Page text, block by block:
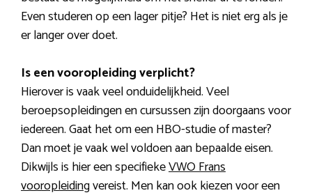
Even studeren op een lager pitje? Het is niet erg als je
er langer over doet.
Is een vooropleiding verplicht?
Hierover is vaak veel onduidelijkheid. Veel
beroepsopleidingen en cursussen zijn doorgaans voor
iedereen. Gaat het om een HBO-studie of master?
Dan moet je vaak wel voldoen aan bepaalde eisen.
Dikwijls is hier een specifiekeVWO Frans
vooropleidingvereist. Men kan ook kiezen voor een